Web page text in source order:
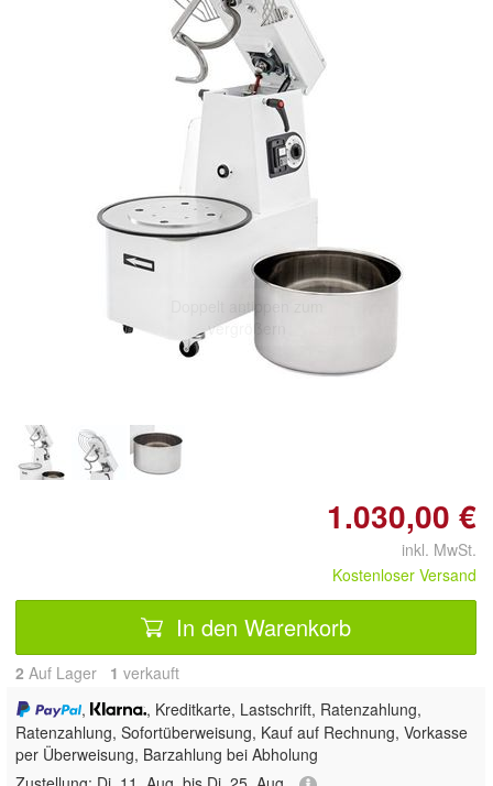
Doppelt antippen zum
vergrößern
1.030,00 €
inkl. MwSt.
Kostenloser Versand
In den Warenkorb
2 Auf Lager 1 verkauft
,
, Kreditkarte, Lastschrift, Ratenzahlung,
Ratenzahlung, Sofortüberweisung, Kauf auf Rechnung, Vorkasse
per Überweisung, Barzahlung bei Abholung